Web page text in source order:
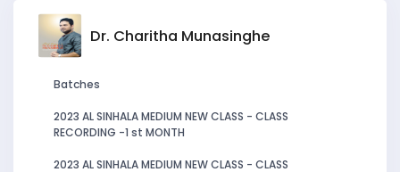
Dr. Charitha Munasinghe
Batches
2023 AL SINHALA MEDIUM NEW CLASS - CLASS
RECORDING -1 st MONTH
2023 AL SINHALA MEDIUM NEW CLASS - CLASS